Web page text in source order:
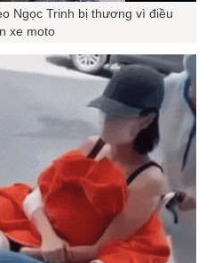
Ngọc Trinh bị thương vì điều
xe moto